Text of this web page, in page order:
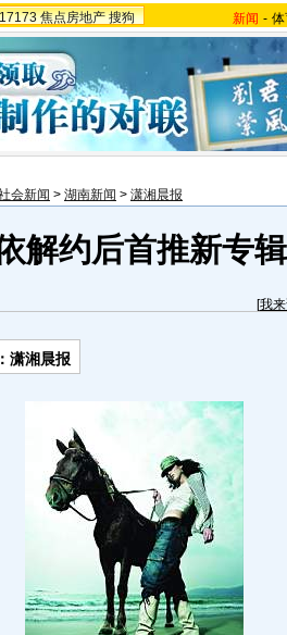
焦点房地产 搜狗 新闻 -
会新闻 > 湖南新闻 > 潇湘晨报
解约后首推新专
[我
潇湘晨报